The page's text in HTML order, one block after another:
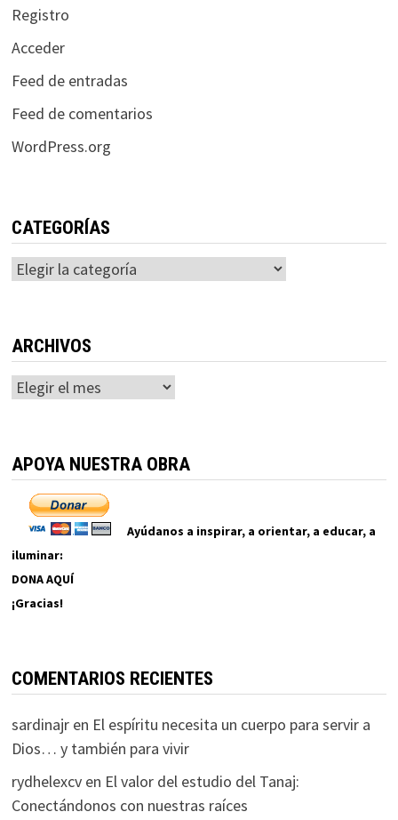
Registro
Acceder
Feed de entradas
Feed de comentarios
WordPress.org
CATEGORÍAS
Categorías
ARCHIVOS
Archivos
APOYA NUESTRA OBRA
Ayúdanos a inspirar, a orientar, a educar, a
iluminar:
DONA AQUÍ
¡Gracias!
COMENTARIOS RECIENTES
sardinajren El espíritu necesita un cuerpo para servir a
Dios… y también para vivir
rydhelexcven El valor del estudio del Tanaj:
Conectándonos con nuestras raíces